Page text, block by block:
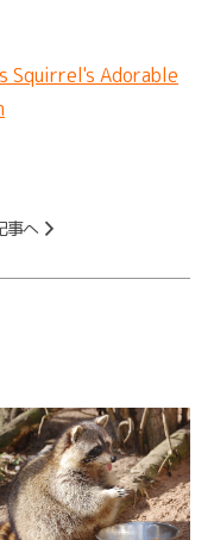
Squirrel's Adorable
事へ